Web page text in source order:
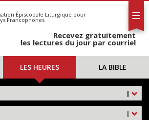
Épiscopale Liturgique pour
Francophones
Recevez gratuitement
les lectures du jour par courriel
LES HEURES LA BIBLE
|
|